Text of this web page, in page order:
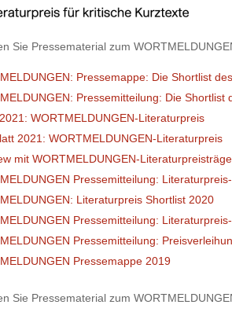
Sie Pressematerial zum
Pressemappe: Die Shortlist
Pressemitteilung: Die
WORTMELDUNGEN-Literaturpreis
2021: WORTMELDUNGEN-Literaturpreis
mit WORTMELDUNGEN-
Pressemitteilung:
Literaturpreis Shortlist 2020
Pressemitteilung:
Pressemitteilung:
Pressemappe 2019
Sie Pressematerial zum